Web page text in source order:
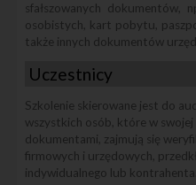
sfałszowanych dokumentów,
osobistych, kart pobytu,
także innych dokumentów
Uczestnicy
Szkolenie skierowane jest do
wszystkich osób, które w
dokumentami, zajmują się
firmowych i urzędowych,
indywidualnego lub kontrahenta.